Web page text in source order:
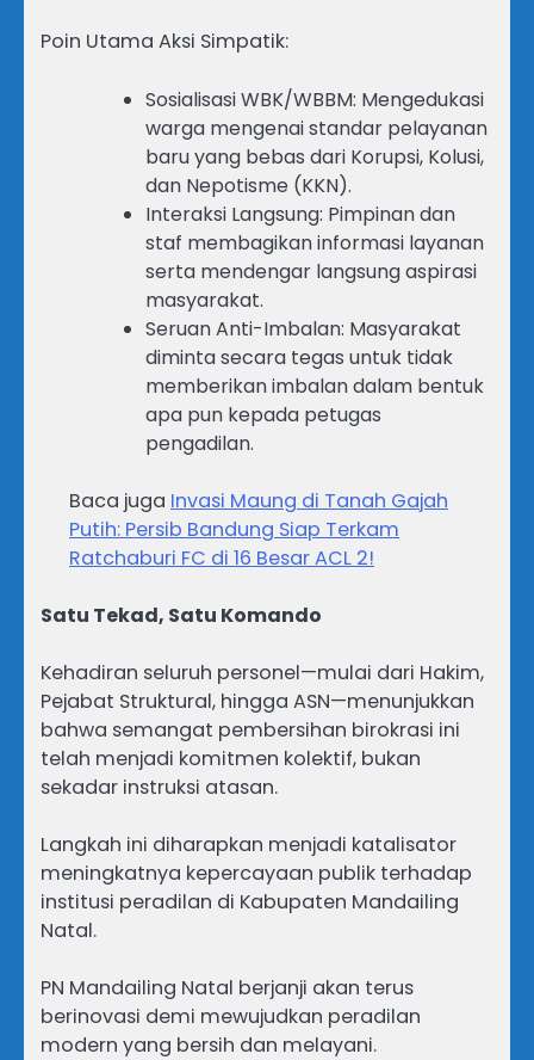
Poin Utama Aksi Simpatik:
Sosialisasi WBK/WBBM: Mengedukasi
warga mengenai standar pelayanan
baru yang bebas dari Korupsi, Kolusi,
dan Nepotisme (KKN).
Interaksi Langsung: Pimpinan dan
staf membagikan informasi layanan
serta mendengar langsung aspirasi
masyarakat.
Seruan Anti-Imbalan: Masyarakat
diminta secara tegas untuk tidak
memberikan imbalan dalam bentuk
apa pun kepada petugas
pengadilan.
Baca juga Invasi Maung di Tanah Gajah
Putih: Persib Bandung Siap Terkam
Ratchaburi FC di 16 Besar ACL 2!
Satu Tekad, Satu Komando
Kehadiran seluruh personel—mulai dari Hakim,
Pejabat Struktural, hingga ASN—menunjukkan
bahwa semangat pembersihan birokrasi ini
telah menjadi komitmen kolektif, bukan
sekadar instruksi atasan.
Langkah ini diharapkan menjadi katalisator
meningkatnya kepercayaan publik terhadap
institusi peradilan di Kabupaten Mandailing
Natal.
PN Mandailing Natal berjanji akan terus
berinovasi demi mewujudkan peradilan
modern yang bersih dan melayani.